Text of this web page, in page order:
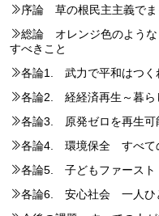
序論 草の根民主主義でま
総論 オレンジ色のよう
すべきこと
各論1. 武力で平和はつ
各論2. 経経済再生～暮ら
各論3. 原発ゼロを再生可
各論4. 環境保全 すべて
各論5. 子どもファース
各論6. 安心社会 一人ひ